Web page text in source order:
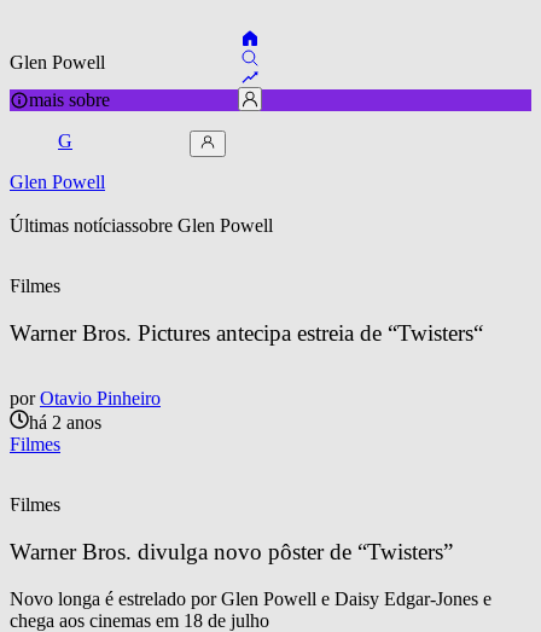
Glen Powell
mais sobre
G
Glen Powell
Últimas notíciassobre Glen Powell
Filmes
Warner Bros. Pictures antecipa estreia de “Twisters“
por Otavio Pinheiro
há 2 anos
Filmes
Filmes
Warner Bros. divulga novo pôster de “Twisters”
Novo longa é estrelado por Glen Powell e Daisy Edgar-Jones e
chega aos cinemas em 18 de julho